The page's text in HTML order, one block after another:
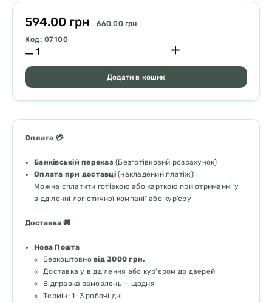
594.00 грн
660.00 грн
Код: 07100
Додати в кошик
Оплата 💳
Банківській переказ(Безготівковий розрахунок)
Оплата при доставці(накладений платіж)
Можна сплатити готівкою або карткою при отриманні у
відділенні логістичної компанії або кур’єру
Доставка 🚚
Нова Пошта
Безкоштовно від 3000 грн.
Доставка у відділення або кур'єром до дверей
Відправка замовлень — щодня
Термін: 1–3 робочі дні